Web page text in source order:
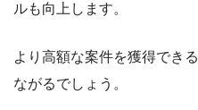
ルも向上します。
より高額な案件を獲得でき
ながるでしょう。